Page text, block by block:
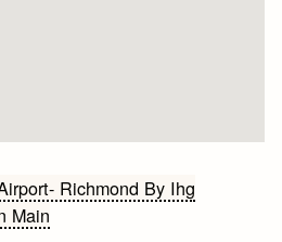
Richmond By Ihg
Main